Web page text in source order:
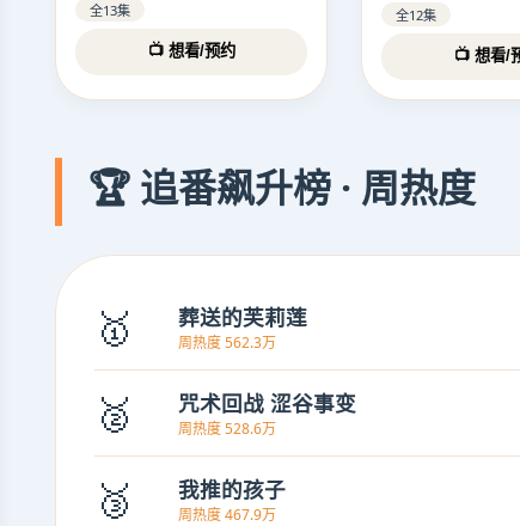
全13集
📺 想看/预约
全12集
📺 想看/
🏆 追番飙升榜 · 周热度
🥇 葬送的芙莉莲
周热度 562.3万
🥈 咒术回战 涩谷事变
周热度 528.6万
🥉 我推的孩子
周热度 467.9万